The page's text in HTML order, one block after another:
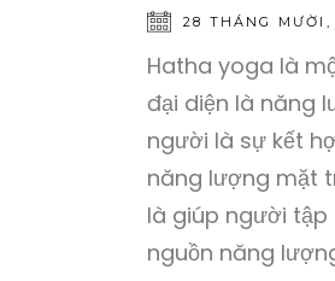
28 THÁNG MƯỜI
Hatha yoga là
đại diện là năng
người là sự kết
năng lượng mặt
là giúp người
nguồn năng